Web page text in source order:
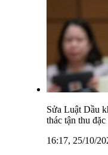
Sửa Luật Dầu
thác tận thu đặc
16:17, 25/10/